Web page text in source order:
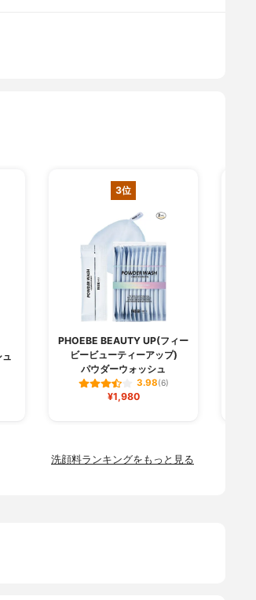
3位
PHOEBE BEAUTY UP(フィー
ビービューティーアップ)
パウダーウォッシュ
3.98(6)
¥1,980
洗顔料ランキングをもっと見る